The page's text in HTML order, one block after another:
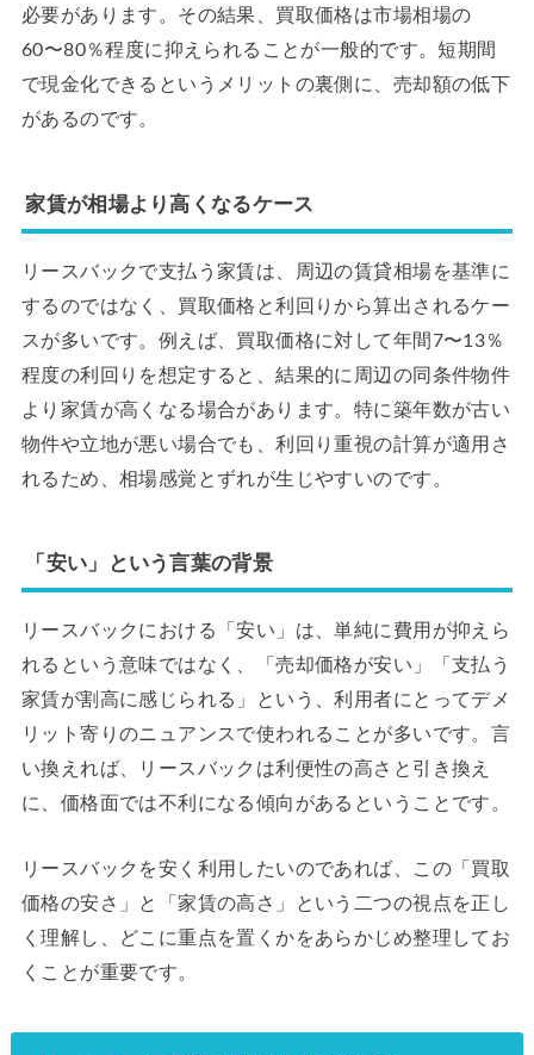
必要があります。その結果、買取価格は市場相場の
60〜80％程度に抑えられることが一般的です。短期間
で現金化できるというメリットの裏側に、売却額の低下
があるのです。
家賃が相場より高くなるケース
リースバックで支払う家賃は、周辺の賃貸相場を基準に
するのではなく、買取価格と利回りから算出されるケー
スが多いです。例えば、買取価格に対して年間7〜13％
程度の利回りを想定すると、結果的に周辺の同条件物件
より家賃が高くなる場合があります。特に築年数が古い
物件や立地が悪い場合でも、利回り重視の計算が適用さ
れるため、相場感覚とずれが生じやすいのです。
「安い」という言葉の背景
リースバックにおける「安い」は、単純に費用が抑えら
れるという意味ではなく、「売却価格が安い」「支払う
家賃が割高に感じられる」という、利用者にとってデメ
リット寄りのニュアンスで使われることが多いです。言
い換えれば、リースバックは利便性の高さと引き換え
に、価格面では不利になる傾向があるということです。
リースバックを安く利用したいのであれば、この「買取
価格の安さ」と「家賃の高さ」という二つの視点を正し
く理解し、どこに重点を置くかをあらかじめ整理してお
くことが重要です。